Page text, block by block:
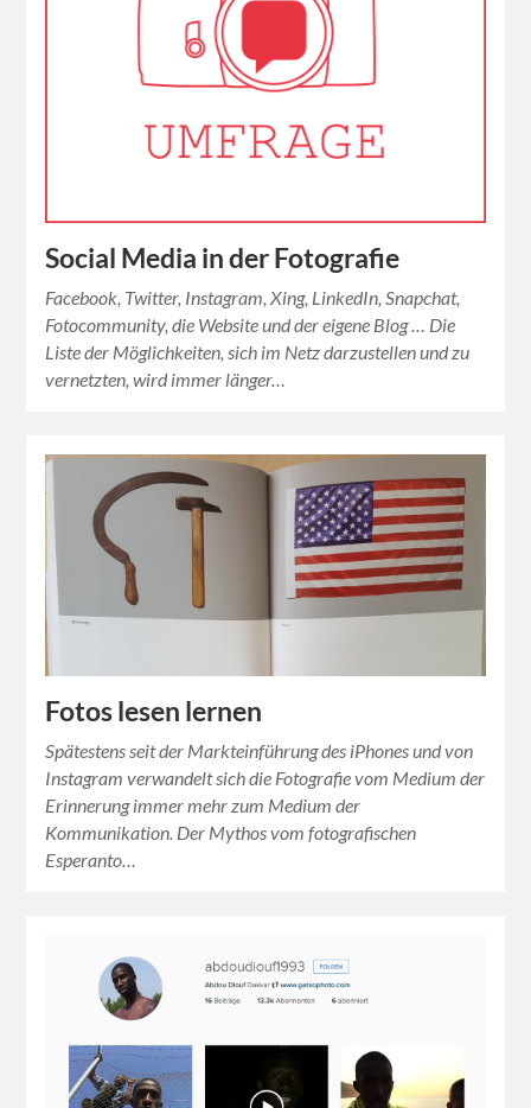
Social Media in der Fotografie
Facebook, Twitter, Instagram, Xing, LinkedIn, Snapchat,
Fotocommunity, die Website und der eigene Blog … Die
Liste der Möglichkeiten, sich im Netz darzustellen und zu
vernetzten, wird immer länger…
Fotos lesen lernen
Spätestens seit der Markteinführung des iPhones und von
Instagram verwandelt sich die Fotografie vom Medium der
Erinnerung immer mehr zum Medium der
Kommunikation. Der Mythos vom fotografischen
Esperanto…